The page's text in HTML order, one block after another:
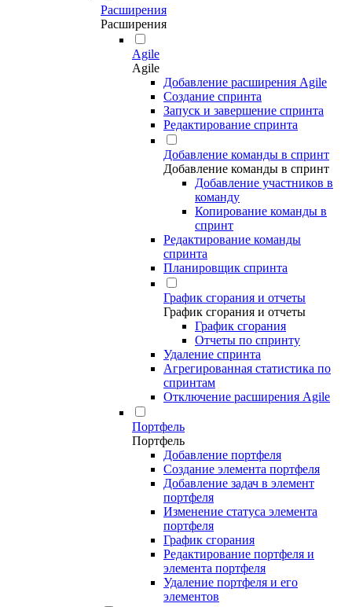
Расширения
Расширения
Agile
Agile
Добавление расширения Agile
Создание спринта
Запуск и завершение спринта
Редактирование спринта
Добавление команды в спринт
Добавление команды в спринт
Добавление участников в
команду
Копирование команды в
спринт
Редактирование команды
спринта
Планировщик спринта
График сгорания и отчеты
График сгорания и отчеты
График сгорания
Отчеты по спринту
Удаление спринта
Агрегированная статистика по
спринтам
Отключение расширения Agile
Портфель
Портфель
Добавление портфеля
Создание элемента портфеля
Добавление задач в элемент
портфеля
Изменение статуса элемента
портфеля
График сгорания
Редактирование портфеля и
элемента портфеля
Удаление портфеля и его
элементов